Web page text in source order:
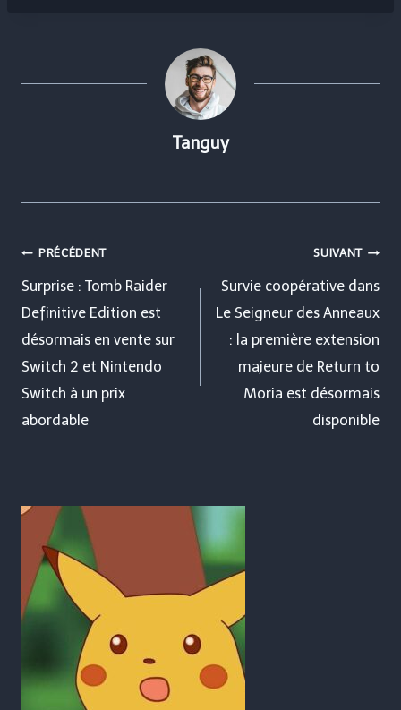
Tanguy
Navigation
de
l’article
PRÉCÉDENT
Surprise : Tomb Raider
Definitive Edition est
désormais en vente sur
Switch 2 et Nintendo
Switch à un prix
abordable
SUIVANT
Survie coopérative dans
Le Seigneur des Anneaux
: la première extension
majeure de Return to
Moria est désormais
disponible